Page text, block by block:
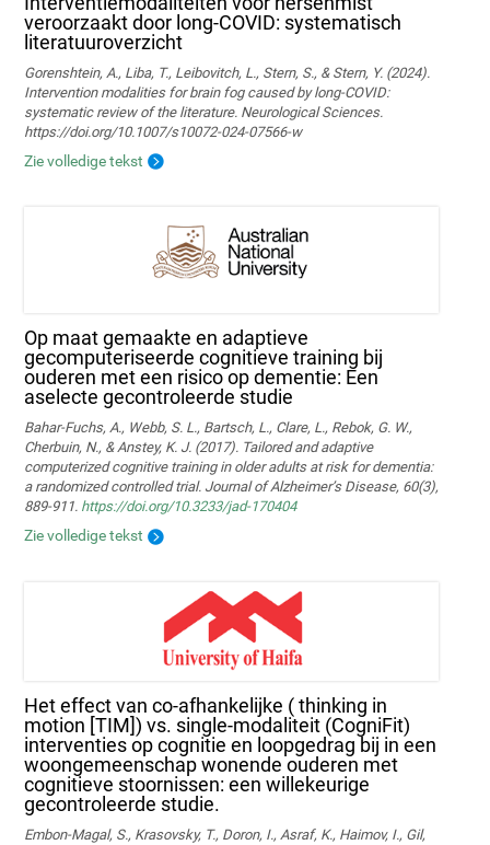
veroorzaakt door long-COVID: systematisch
literatuuroverzicht
Gorenshtein, A., Liba, T., Leibovitch, L., Stern, S., & Stern, Y. (2024).
Intervention modalities for brain fog caused by long‑COVID:
systematic review of the literature. Neurological Sciences.
https://doi.org/10.1007/s10072-024-07566-w
Zie volledige tekst
Op maat gemaakte en adaptieve
gecomputeriseerde cognitieve training bij
ouderen met een risico op dementie: Een
aselecte gecontroleerde studie
Bahar-Fuchs, A., Webb, S. L., Bartsch, L., Clare, L., Rebok, G. W.,
Cherbuin, N., & Anstey, K. J. (2017). Tailored and adaptive
computerized cognitive training in older adults at risk for dementia:
a randomized controlled trial. Journal of Alzheimer’s Disease, 60(3),
889-911. https://doi.org/10.3233/jad-170404
Zie volledige tekst
Het effect van co-afhankelijke ( thinking in
motion [TIM]) vs. single-modaliteit (CogniFit)
interventies op cognitie en loopgedrag bij in een
woongemeenschap wonende ouderen met
cognitieve stoornissen: een willekeurige
gecontroleerde studie.
Embon-Magal, S., Krasovsky, T., Doron, I., Asraf, K., Haimov, I., Gil,